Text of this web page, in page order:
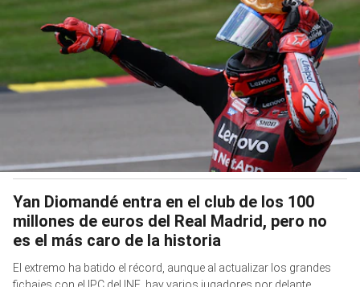
Yan Diomandé entra en el club de los 100
millones de euros del Real Madrid, pero no
es el más caro de la historia
El extremo ha batido el récord, aunque al actualizar los grandes